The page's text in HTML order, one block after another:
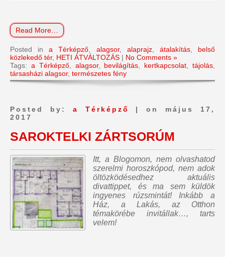
Read More…
Posted ina Térképző alagsor, alaprajz, átalakítás, belső
közlekedő tér, HETI ÁTVÁLTOZÁS | No Comments »
Tags: a Térképző, alagsor, bevilágítás kertkapcsolat ,tájolás
társasházi alagsor, természetes fény
Posted by: a Térképző
| on május 17,
2017
SAROKTELKI ZÁRTSORÚM
Itt, a Blogomon, nem olvashatod
szerelmi horoszkópod, nem adok
öltözködésedhez aktuális
divattippet, és ma sem küldök
ingyenes rúzsmintát! Inkább a
Ház, a Lakás, az Otthon
témakörébe invitállak…, tarts
velem!